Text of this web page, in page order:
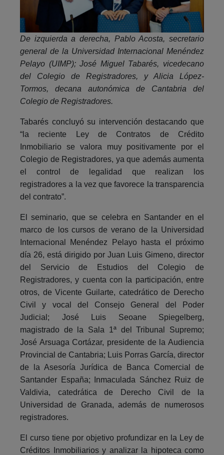
De izquierda a derecha, Pablo Acosta, secretario
general de la Universidad Internacional Menéndez
Pelayo (UIMP); José Miguel Tabarés, vicedecano
del Colegio de Registradores, yAlicia López-
Tormos, decana autonómica de Cantabria del
Colegio de Registradores.
Tabarés concluyó su intervención destacando que
“la reciente Ley de Contratos de Crédito
Inmobiliario se valora muy positivamente por el
Colegio de Registradores, ya que además aumenta
el control de legalidad que realizan los
registradores a la vez que favorece la transparencia
del contrato”.
El seminario, que se celebra en Santander en el
marco de los cursos de verano de la Universidad
Internacional Menéndez Pelayo hasta el próximo
día 26, está dirigido por Juan Luis Gimeno, director
del Servicio de Estudios del Colegio de
Registradores, y cuenta con la participación, entre
otros, de Vicente Guilarte, catedrático de Derecho
Civil y vocal del Consejo General del Poder
Judicial; José Luis Seoane Spiegelberg,
magistrado de la Sala 1ª del Tribunal Supremo;
José Arsuaga Cortázar, presidente de la Audiencia
Provincial de Cantabria; Luis Porras García, director
de la Asesoría Jurídica de Banca Comercial de
Santander España; Inmaculada Sánchez Ruiz de
Valdivia, catedrática de Derecho Civil de la
Universidad de Granada, además de numerosos
registradores.
El curso tiene por objetivo profundizar en la Ley de
Créditos Inmobiliarios y analizar la hipoteca como